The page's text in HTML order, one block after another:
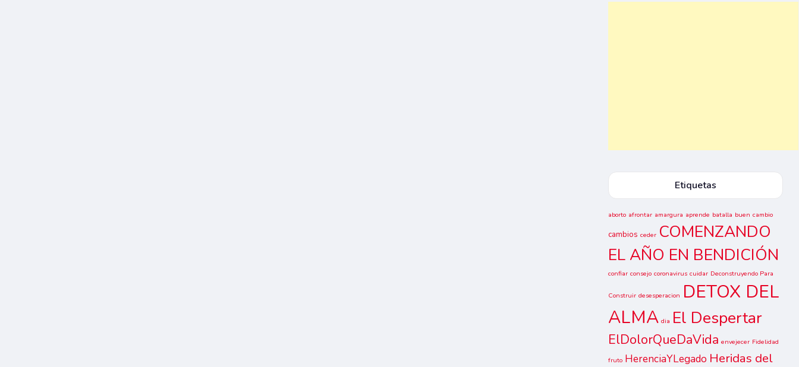
Etiquetas
aborto afrontar amargura aprende batalla buen cambio
cambios ceder COMENZANDO
EL AÑO EN BENDICIÓN
confiar consejo coronavirus cuidar Deconstruyendo Para
Construir desesperacion DETOX DEL
ALMA dia El Despertar
ElDolorQueDaVida envejecer Fidelidad
fruto HerenciaYLegado Heridas del